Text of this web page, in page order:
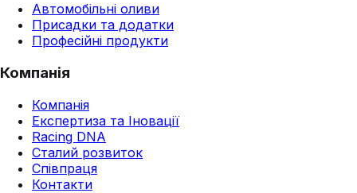
Автомобільні оливи
Присадки та додатки
Професійні продукти
Компанія
Компанія
Експертиза та Іновації
Racing DNA
Сталий розвиток
Співпраця
Контакти